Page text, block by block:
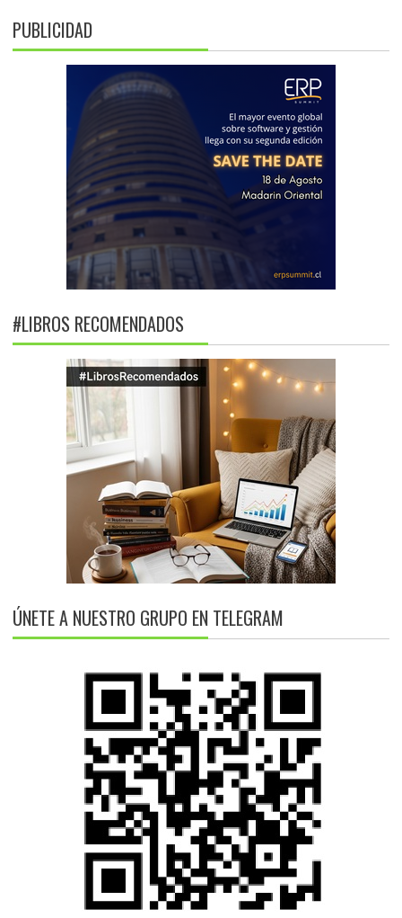
PUBLICIDAD
#LIBROS RECOMENDADOS
ÚNETE A NUESTRO GRUPO EN TELEGRAM